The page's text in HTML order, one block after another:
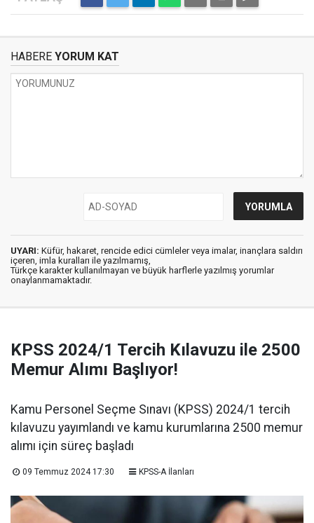
HABERE YORUM KAT
UYARI: Küfür, hakaret, rencide edici cümleler veya imalar, inançlara saldırı
içeren, imla kuralları ile yazılmamış,
Türkçe karakter kullanılmayan ve büyük harflerle yazılmış yorumlar
onaylanmamaktadır.
KPSS 2024/1 Tercih Kılavuzu ile 2500
Memur Alımı Başlıyor!
Kamu Personel Seçme Sınavı (KPSS) 2024/1 tercih
kılavuzu yayımlandı ve kamu kurumlarına 2500 memur
alımı için süreç başladı
09 Temmuz 2024 17:30 KPSS-A İlanları